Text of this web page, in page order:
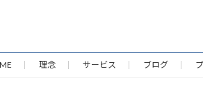
理念 サービス ブログ